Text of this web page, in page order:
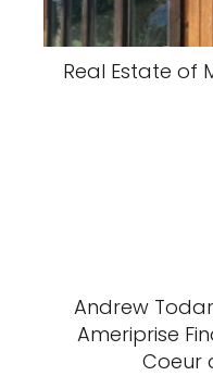
Real Estate of
Andrew
Ameriprise
Coeur